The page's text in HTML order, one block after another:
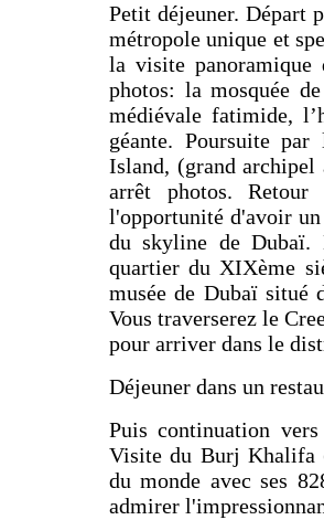
Petit déjeuner. Départ
métropole unique et
la visite
photos: lamosquée
médiévale fatimide,
géante. Poursuite
Island, (grand
arrêt photos.
l'opportunité d'avoir
du skyline de
quartier du XIXème
musée de Dubaïsitué
Vous traverserez le
pour arriver dans le
Déjeuner dans un
Puis continuation
Visite du Burj Khalifa
du monde avec ses
admirer